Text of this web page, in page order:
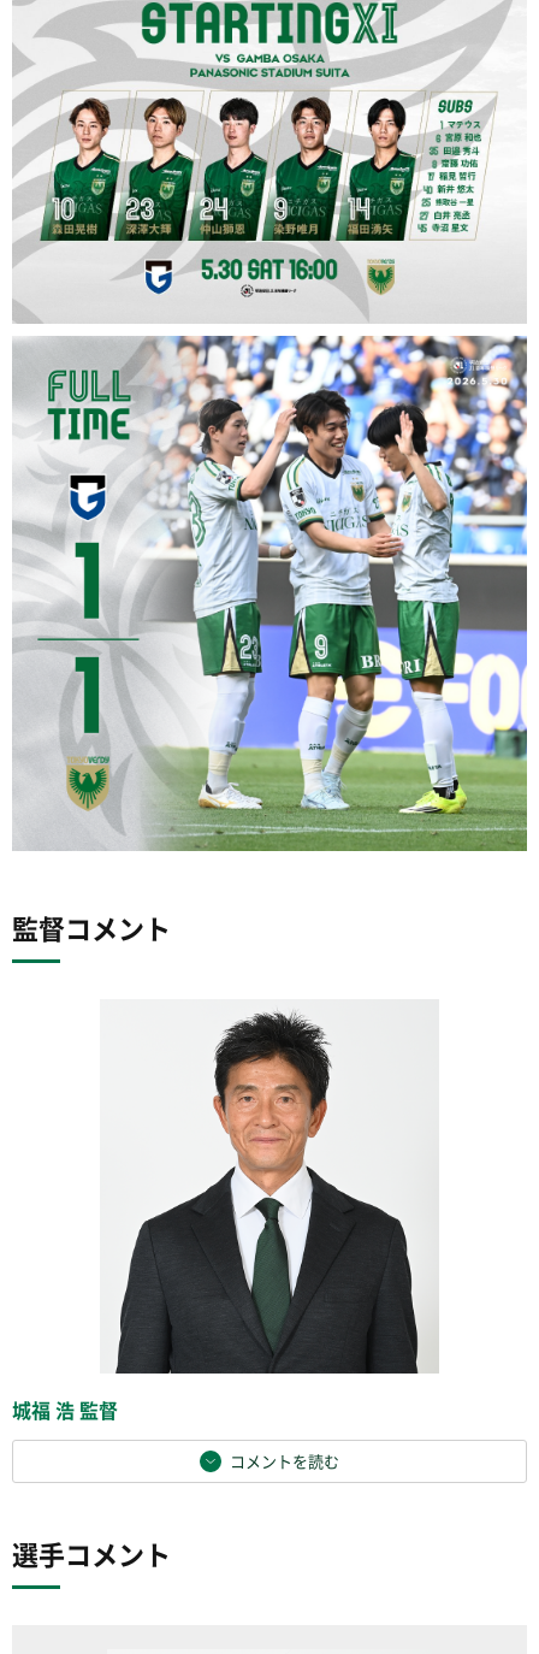
監督コメント
城福 浩 監督
コメントを読む
選手コメント